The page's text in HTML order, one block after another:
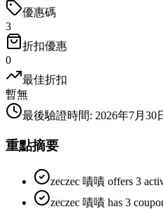
優惠碼
3
折扣優惠
0
最佳折扣
暫無
最後驗證時間: 2026年7月30
重點摘要
zeczec 嘖嘖 offers 3
zeczec 嘖嘖 has 3